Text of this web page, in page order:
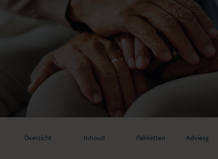
Overzicht Inhoud Pakketten